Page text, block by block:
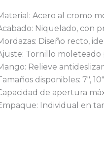
Acero al cromo
Niquelado, con
Diseño recto,
Tornillo
Relieve
disponibles: 7″,
de apertura
Individual en